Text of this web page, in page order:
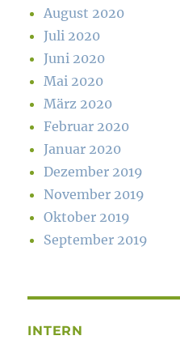
August 2020
Juli 2020
Juni 2020
Mai 2020
März 2020
Februar 2020
Januar 2020
Dezember 2019
November 2019
Oktober 2019
September 2019
INTERN